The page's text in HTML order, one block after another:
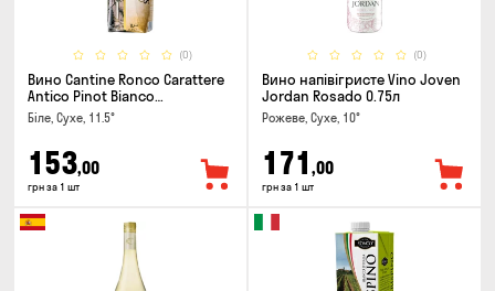
(0)
Вино Cantine Ronco Carattere
Antico Pinot Bianco
Chardonnay Rubicone IGT 1л
Біле, Сухе, 11.5°
153,00
грн за 1 шт
(0)
Вино напівігристе Vino Joven
Jordan Rosado 0.75л
Рожеве, Сухе, 10°
171 ,00
грн за 1 шт